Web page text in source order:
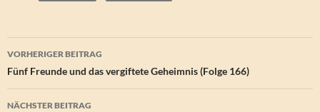
Beitragsnavigation
VORHERIGER BEITRAG
Fünf Freunde und das vergiftete Geheimnis (Folge 166)
NÄCHSTER BEITRAG